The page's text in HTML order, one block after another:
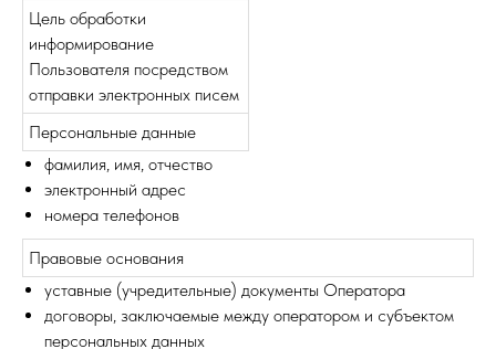
Цель обработки
информирование
Пользователя посредством
отправки электронных писем
Персональные данные
фамилия, имя, отчество
электронный адрес
номера телефонов
Правовые основания
уставные (учредительные) документы Оператора
договоры, заключаемые между оператором и субъектом
персональных данных